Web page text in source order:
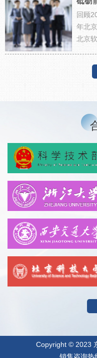
多项
回顾
年北
北京
Copyright © 2023
销售咨询热